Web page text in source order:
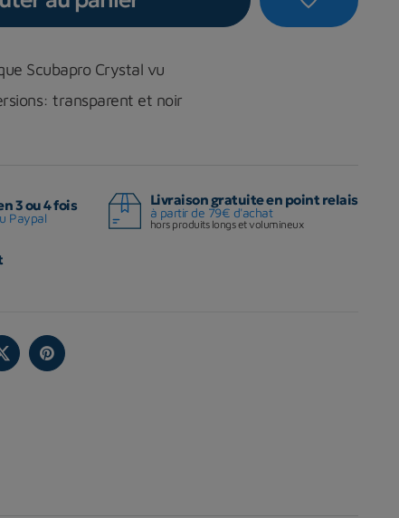
Scubapro Crystal vu
transparent et noir
3 ou 4 fois
Paypal
Livraison gratuite en point relais
à partir de 79€ d'achat
hors produits longs et volumineux